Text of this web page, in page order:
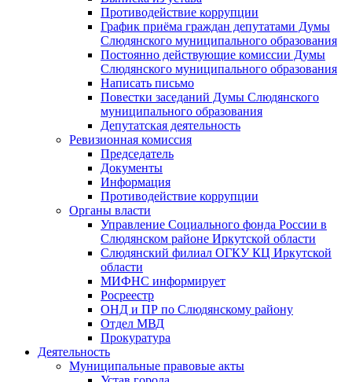
Противодействие коррупции
График приёма граждан депутатами Думы
Слюдянского муниципального образования
Постоянно действующие комиссии Думы
Слюдянского муниципального образования
Написать письмо
Повестки заседаний Думы Слюдянского
муниципального образования
Депутатская деятельность
Ревизионная комиссия
Председатель
Документы
Информация
Противодействие коррупции
Органы власти
Управление Социального фонда России в
Слюдянском районе Иркутской области
Слюдянский филиал ОГКУ КЦ Иркутской
области
МИФНС информирует
Росреестр
ОНД и ПР по Слюдянскому району
Отдел МВД
Прокуратура
Деятельность
Муниципальные правовые акты